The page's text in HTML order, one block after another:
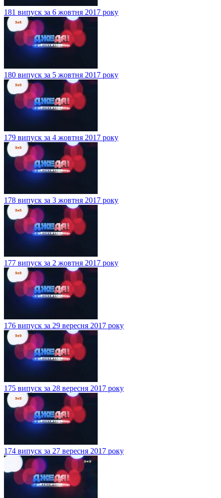
181 випуск за 6 жовтня 2017 року
180 випуск за 5 жовтня 2017 року
179 випуск за 4 жовтня 2017 року
178 випуск за 3 жовтня 2017 року
177 випуск за 2 жовтня 2017 року
176 випуск за 29 вересня 2017 року
175 випуск за 28 вересня 2017 року
174 випуск за 27 вересня 2017 року